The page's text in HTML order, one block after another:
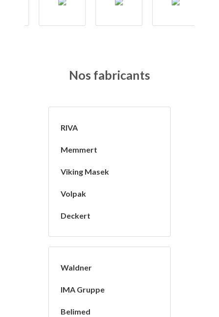
Nos fabricants
RIVA
Memmert
Viking Masek
Volpak
Deckert
Waldner
IMA Gruppe
Belimed